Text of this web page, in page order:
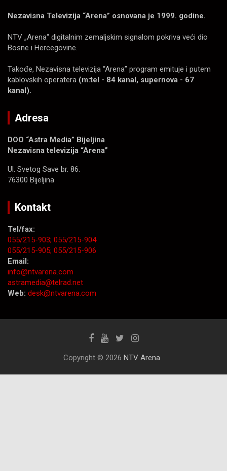
Nezavisna Televizija “Arena” osnovana je 1999. godine.
NTV „Arena“ digitalnim zemaljskim signalom pokriva veći dio
Bosne i Hercegovine.
Takođe, Nezavisna televizija “Arena” program emituje i putem
kablovskih operatera (m:tel - 84 kanal, supernova - 67
kanal).
Adresa
DOO “Astra Media” Bijeljina
Nezavisna televizija “Arena”
Ul. Svetog Save br. 86.
76300 Bijeljina
Kontakt
Tel/fax:
055/215-903; 055/215-904
055/215-905; 055/215-906
Email:
info@ntvarena.com
astramedia@telrad.net
Web: desk@ntvarena.com
Copyright © 2026 NTV Arena